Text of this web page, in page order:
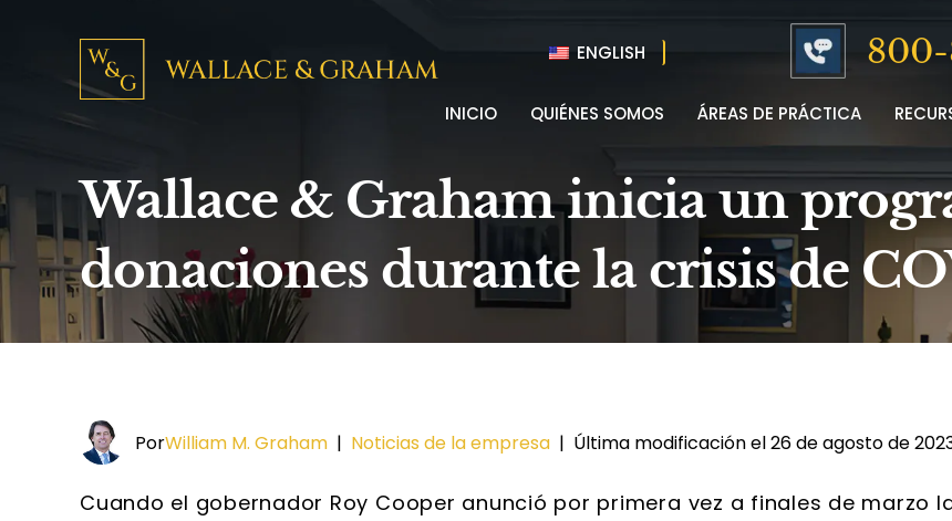
ENGLISH 800-
INICIO QUIÉNES SOMOS ÁREAS DE PRÁCTICA
Wallace & Graham inicia un
donaciones durante la crisis de
PorWilliam M. Graham | Noticias de la empresa | Última modificación el 26 de agosto de
Cuando el gobernador Roy Cooper anunció por primera vez a finales de marzo